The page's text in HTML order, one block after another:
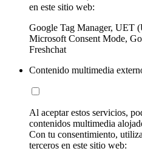
en este sitio web:
Google Tag Manager, UET
Microsoft Consent Mode,
Freshchat
Contenido multimedia
Al aceptar estos servicios,
contenidos multimedia
Con tu consentimiento,
terceros en este sitio web: